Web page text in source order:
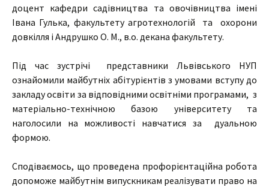
доцент кафедри садівництва та овочівництва імені
Івана Гулька, факультету агротехнологій та охорони
довкілля і Андрушко О. М., в.о. декана факультету.
Під час зустрічі представники Львівського НУП
ознайомили майбутніх абітурієнтів з умовами вступу до
закладу освіти за відповідними освітніми програмами, з
матеріально-технічною базою університету та
наголосили на можливості навчатися за дуальною
формою.
Сподіваємось, що проведена профорієнтаційна робота
допоможе майбутнім випускникам реалізувати право на